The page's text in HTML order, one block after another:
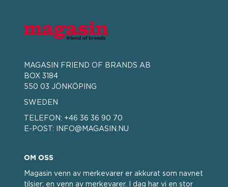
MAGASIN FRIEND OF BRANDS AB
BOX 3184
550 03 JÖNKÖPING
SWEDEN
TELEFON: +46 36 36 90 70
E-POST:
INFO@MAGASIN.NU
OM OSS
Magasin venn av merkevarer er akkurat som navnet
tilsier; en venn av merkevarer. I dag har vi en stor